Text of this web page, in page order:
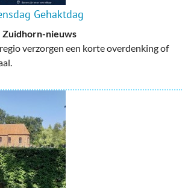
Gehaktdag
Zuidhorn-nieuws
verzorgen een korte overdenking of